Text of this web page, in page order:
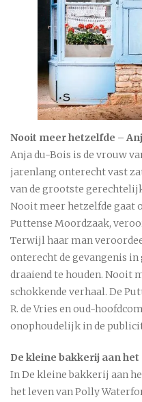
Nooit meer hetzelfde –
Anja du-Bois is de vrouw
jarenlang onterecht vast
van de grootste
Nooit meer hetzelfde gaat
Puttense Moordzaak,
Terwijl haar man
onterecht de gevangenis
draaiend te houden. Nooit
schokkende verhaal. De
R. de Vries en oud-
onophoudelijk in de
De kleine bakkerij aan
In De kleine bakkerij aan
het leven van Polly